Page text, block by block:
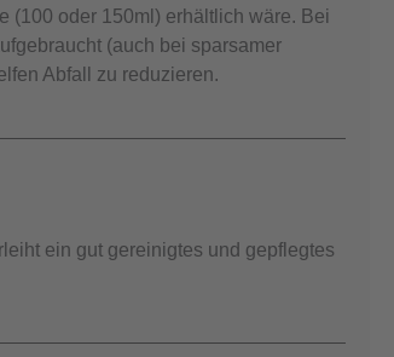
(100 oder 150ml) erhältlich wäre. Bei
(auch bei sparsamer
Abfall zu reduzieren.
ein gut gereinigtes und gepflegtes